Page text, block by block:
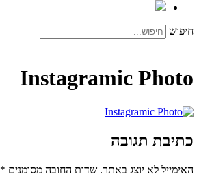
חיפוש
Instagramic Photo
כתיבת תגובה
האימייל לא יוצג באתר. שדות החובה מסומנים *